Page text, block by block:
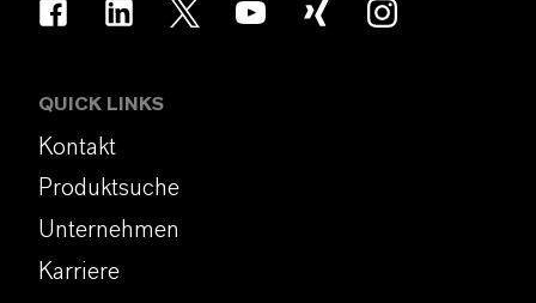
QUICK LINKS
Kontakt
Produktsuche
Unternehmen
Karriere